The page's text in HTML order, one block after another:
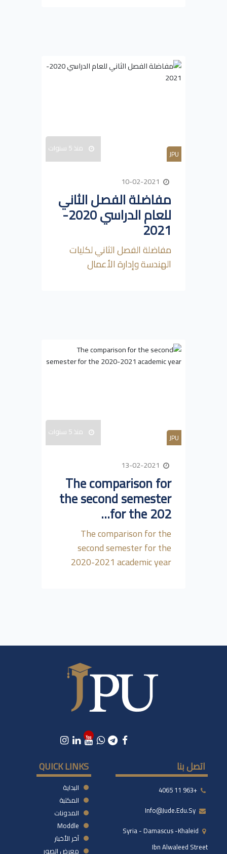
JPU منذ 5 سنوات
مفاضلة الفصل الثاني
للعام الدراسي 2020-
2021
مفاضلة الفصل الثاني لكليات
الهندسة وإدارة الأعمال
JPU منذ 5 سنوات
The comparison for
the second semester
for the 202...
The comparison for the
second semester for the
2020-2021 academic year
اتصل بنا
+963 11 4065
Syria - Damascus -khaleid
Ibn Alwaleed Street
QUICK LINKS
البداية
المكتبة
المدونات
Moddle
آخر الأخبار
معرض الصور